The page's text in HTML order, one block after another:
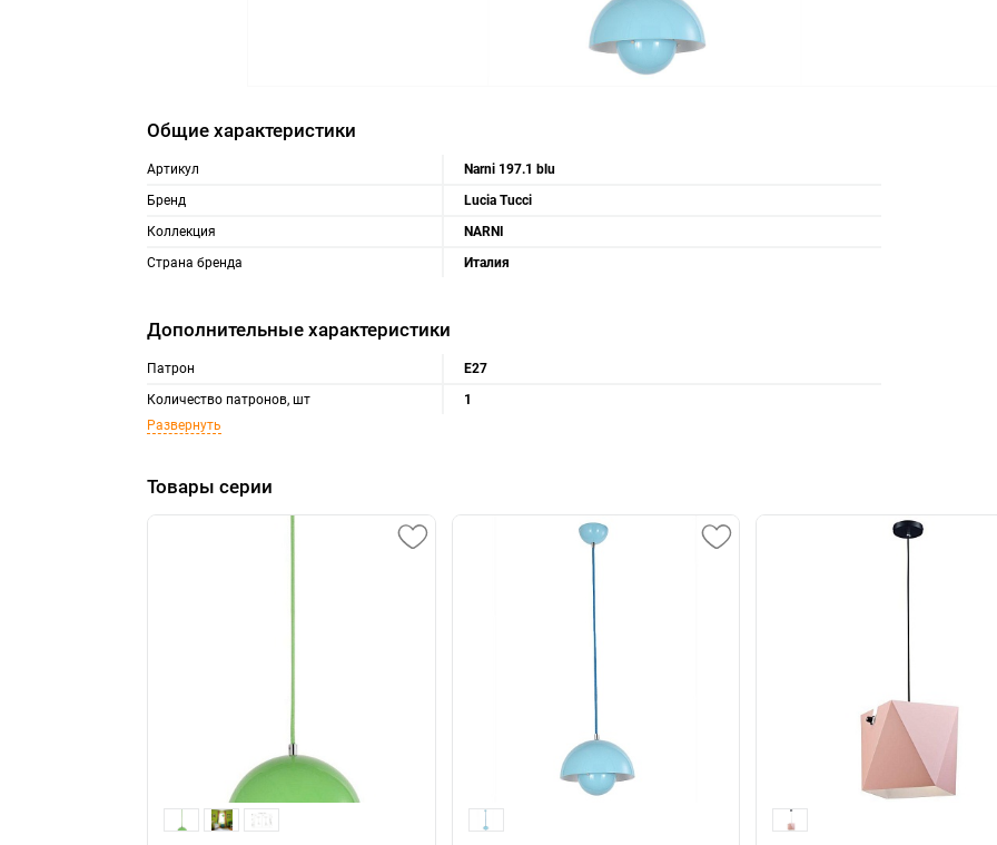
Общие характеристики
Артикул
Narni 197.1 blu
Бренд
Lucia Tucci
Коллекция
NARNI
Страна бренда
Италия
Дополнительные характеристики
Патрон
Е27
Количество патронов, шт
1
Развернуть
Товары серии